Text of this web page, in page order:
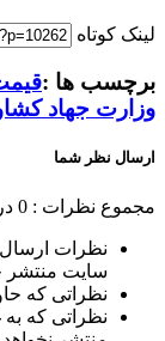
لینک کوتاه
برچسب ها :
وزارت جهاد
ارسال نظر شما
مجموع نظرات : 0
نظرات
سایت منتشر
نظراتی که
نظراتی که به